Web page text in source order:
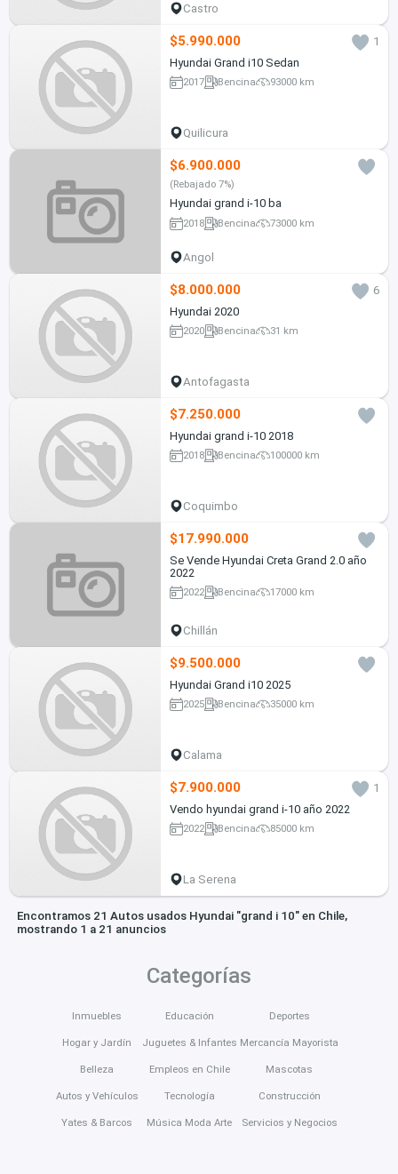
Castro
$5.990.000
1
Hyundai Grand i10 Sedan
2017 Bencina 93000 km
Quilicura
$6.900.000
(Rebajado 7%)
Hyundai grand i-10 ba
2018 Bencina 73000 km
Angol
$8.000.000
6
Hyundai 2020
2020 Bencina 31 km
Antofagasta
$7.250.000
Hyundai grand i-10 2018
2018 Bencina 100000 km
Coquimbo
$17.990.000
Se Vende Hyundai Creta Grand 2.0 año
2022
2022 Bencina 17000 km
Chillán
$9.500.000
Hyundai Grand i10 2025
2025 Bencina 35000 km
Calama
$7.900.000
1
Vendo hyundai grand i-10 año 2022
2022 Bencina 85000 km
La Serena
Encontramos 21 Autos usados Hyundai "grand i 10" en Chile,
mostrando 1 a 21 anuncios
Categorías
Inmuebles
Hogar y Jardín
Belleza
Autos y Vehículos
Yates & Barcos
Educación
Juguetes & Infantes
Empleos en Chile
Tecnología
Música Moda Arte
Deportes
Mercancía Mayorista
Mascotas
Construcción
Servicios y Negocios